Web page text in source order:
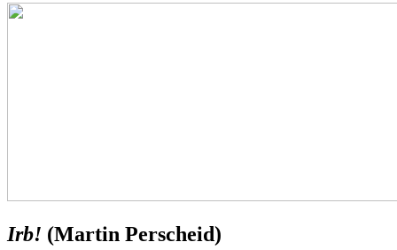
Irb! (Martin Perscheid)